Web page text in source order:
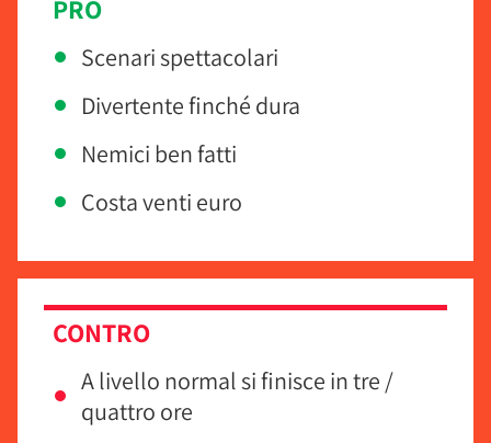
PRO
Scenari spettacolari
Divertente finché dura
Nemici ben fatti
Costa venti euro
CONTRO
A livello normal si finisce in tre /
quattro ore